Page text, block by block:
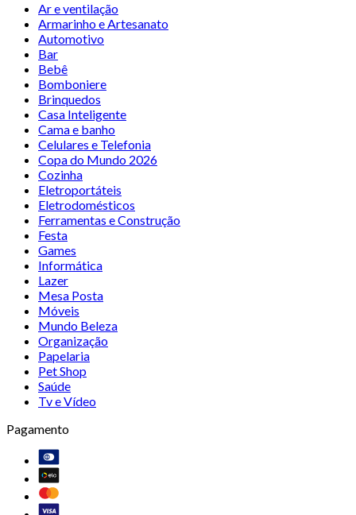
Ar e ventilação
Armarinho e Artesanato
Automotivo
Bar
Bebê
Bomboniere
Brinquedos
Casa Inteligente
Cama e banho
Celulares e Telefonia
Copa do Mundo 2026
Cozinha
Eletroportáteis
Eletrodomésticos
Ferramentas e Construção
Festa
Games
Informática
Lazer
Mesa Posta
Móveis
Mundo Beleza
Organização
Papelaria
Pet Shop
Saúde
Tv e Vídeo
Pagamento